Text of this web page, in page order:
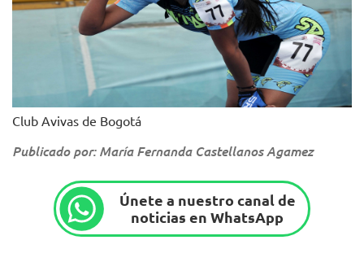
Club Avivas de Bogotá
Publicado por: María Fernanda Castellanos Agamez
Únete a nuestro canal de
noticias en WhatsApp